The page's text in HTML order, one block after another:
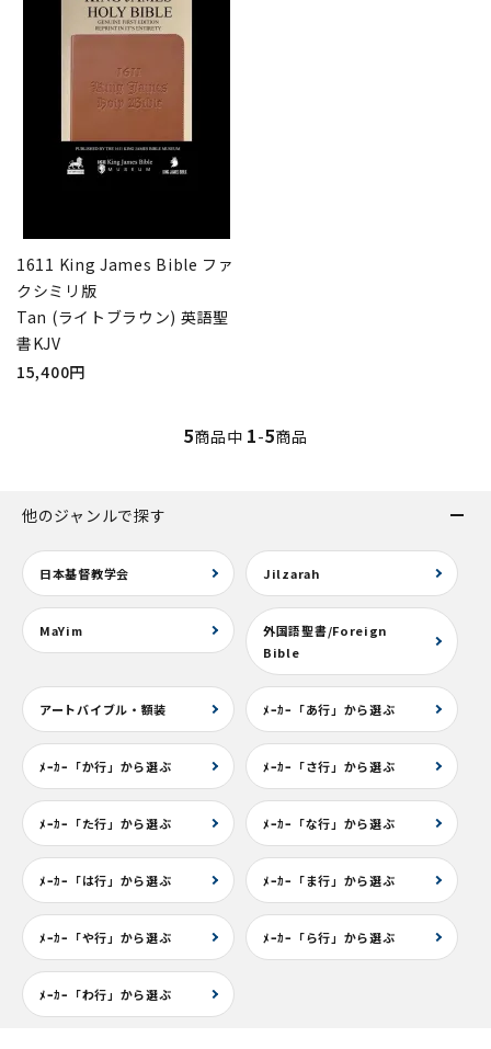
1611 King James Bible ファ
クシミリ版
Tan (ライトブラウン) 英語聖
書KJV
15,400円
5商品中 1-5商品
他のジャンルで探す
日本基督教学会 Jilzarah
MaYim
外国語聖書/Foreign
Bible
アートバイブル・額装 ﾒｰｶｰ「あ行」から選ぶ
ﾒｰｶｰ「か行」から選ぶ ﾒｰｶｰ「さ行」から選ぶ
ﾒｰｶｰ「た行」から選ぶ ﾒｰｶｰ「な行」から選ぶ
ﾒｰｶｰ「は行」から選ぶ ﾒｰｶｰ「ま行」から選ぶ
ﾒｰｶｰ「や行」から選ぶ ﾒｰｶｰ「ら行」から選ぶ
ﾒｰｶｰ「わ行」から選ぶ